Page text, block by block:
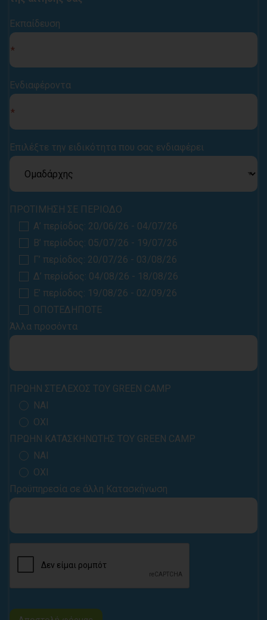
Εκπαίδευση
Ενδιαφέροντα
Επιλέξτε την ειδικότητα που σας ενδιαφέρει
ΠΡΟΤΙΜΗΣΗ ΣΕ ΠΕΡΙΟΔΟ
Α’ περίοδος: 20/06/26 - 04/07/26
Β’ περίοδος: 05/07/26 - 19/07/26
Γ’ περίοδος: 20/07/26 - 03/08/26
Δ’ περίοδος: 04/08/26 - 18/08/26
Ε’ περίοδος: 19/08/26 - 02/09/26
ΟΠΟΤΕΔΗΠΟΤΕ
Άλλα προσόντα
ΠΡΩΗΝ ΣΤΕΛΕΧΟΣ ΤΟΥ GREEN CAMP
ΝΑΙ
ΟΧΙ
ΠΡΩΗΝ ΚΑΤΑΣΚΗΝΩΤΗΣ ΤΟΥ GREEN CAMP
ΝΑΙ
ΟΧΙ
Προϋπηρεσία σε άλλη Κατασκήνωση